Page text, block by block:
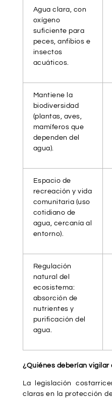
Agua clara, con
oxígeno
suficiente para
peces, anfibios e
insectos
acuáticos.
Mantiene la
biodiversidad
(plantas, aves,
mamíferos que
dependen del
agua).
Espacio de
recreación y vida
comunitaria (uso
cotidiano de
agua, cercanía al
entorno).
Regulación
natural del
ecosistema:
absorción de
nutrientes y
purificación del
agua.
¿Quiénes deberían vigilar
La legislación
claras en la protección